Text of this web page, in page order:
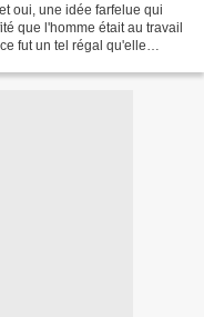
oui, une idée farfelue qui
que l'homme était au travail
fut un tel régal qu'elle